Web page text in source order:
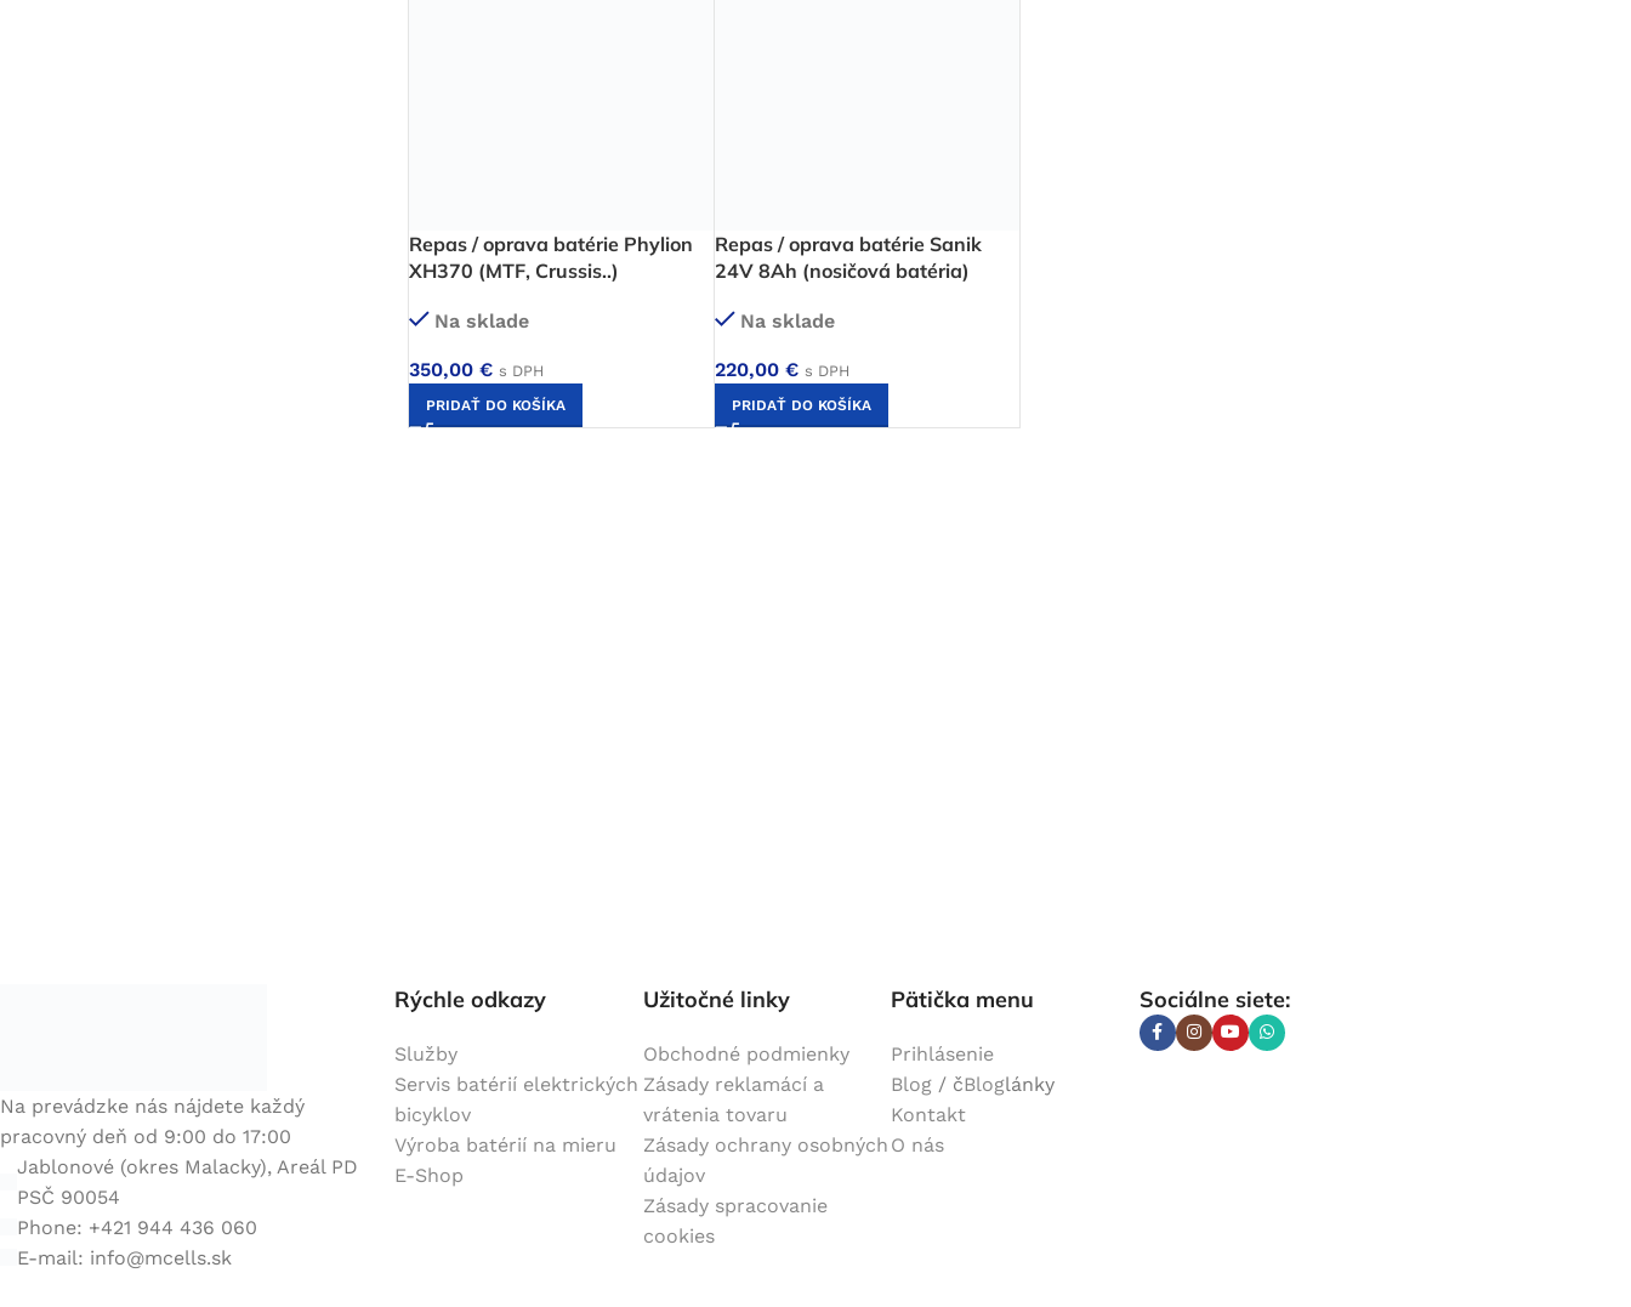
Repas / oprava batérie Phylion
XH370 (MTF, Crussis..)
Na sklade
350,00 € s DPH
PRIDAŤ DO KOŠÍKA
Repas / oprava batérie Sanik
24V 8Ah (nosičová batéria)
Na sklade
220,00 € s DPH
PRIDAŤ DO KOŠÍKA
Na prevádzke nás nájdete každý
pracovný deň od 9:00 do 17:00
Jablonové (okres Malacky), Areál PD
PSČ 90054
Phone: +421 944 436 060
E-mail: info@mcells.sk
Rýchle odkazy
Služby
Servis batérií elektrických
bicyklov
Výroba batérií na mieru
E-Shop
Užitočné linky
Obchodné podmienky
Zásady reklamácí a
vrátenia tovaru
Zásady ochrany osobných
údajov
Zásady spracovanie
cookies
Pätička menu
Prihlásenie
Blog / čBloglánky
Kontakt
O nás
Sociálne siete: